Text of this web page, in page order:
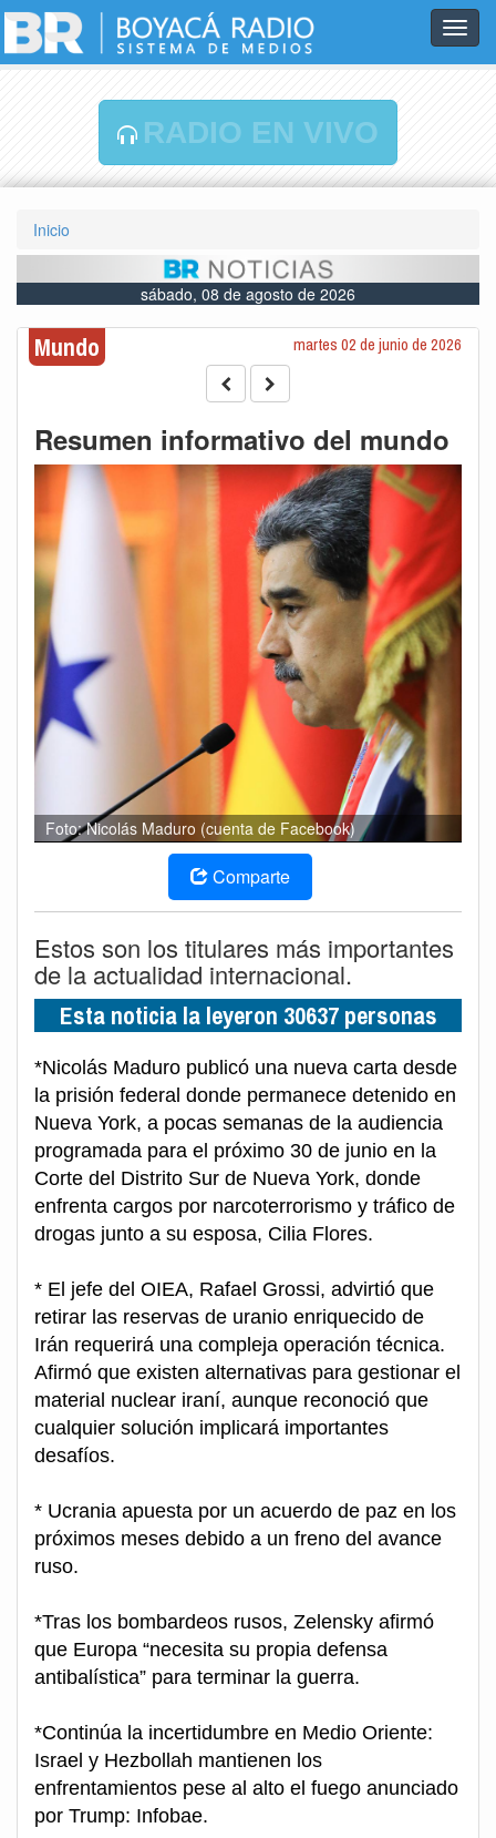
RADIO EN VIVO
Inicio
sábado, 08 de agosto de 2026
Mundo martes 02 de junio de 2026
Resumen informativo del mundo
Foto: Nicolás Maduro (cuenta de Facebook)
Comparte
Estos son los titulares más importantes
de la actualidad internacional.
Esta noticia la leyeron 30637 personas
*Nicolás Maduro publicó una nueva carta desde
la prisión federal donde permanece detenido en
Nueva York, a pocas semanas de la audiencia
programada para el próximo 30 de junio en la
Corte del Distrito Sur de Nueva York, donde
enfrenta cargos por narcoterrorismo y tráfico de
drogas junto a su esposa, Cilia Flores.
* El jefe del OIEA, Rafael Grossi, advirtió que
retirar las reservas de uranio enriquecido de
Irán requerirá una compleja operación técnica.
Afirmó que existen alternativas para gestionar el
material nuclear iraní, aunque reconoció que
cualquier solución implicará importantes
desafíos.
* Ucrania apuesta por un acuerdo de paz en los
próximos meses debido a un freno del avance
ruso.
*Tras los bombardeos rusos, Zelensky afirmó
que Europa “necesita su propia defensa
antibalística” para terminar la guerra.
*Continúa la incertidumbre en Medio Oriente:
Israel y Hezbollah mantienen los
enfrentamientos pese al alto el fuego anunciado
por Trump: Infobae.